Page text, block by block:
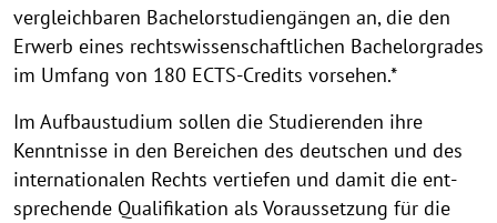
vergleichbaren Bachelor­studiengängen an, die den
Erwerb eines rechtswissenschaftlichen Bachelorgrades
im Umfang von 180 ECTS­-Credits vorsehen.*
Im Aufbaustudium sollen die Studierenden ihre
Kenntnisse in den Be­rei­chen des deutschen und des
internationalen Rechts vertiefen und damit die ent­
spre­chen­de Qualifikation als Voraussetzung für die